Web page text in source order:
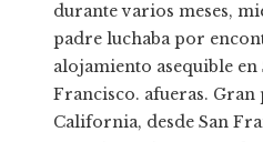
durante varios meses,
padre luchaba por
alojamiento asequible en
Francisco. afueras. Gran
California, desde San